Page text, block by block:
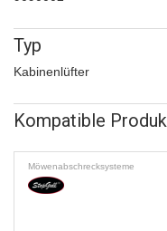
Typ
Kabinenlüfter
Kompatible
Möwenabschrecksysteme